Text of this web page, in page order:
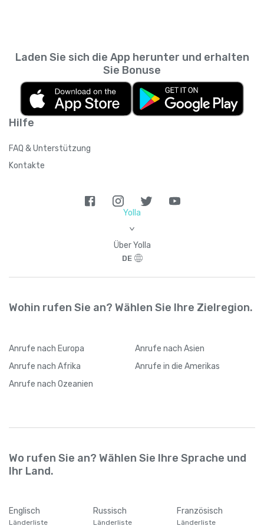
Hilfe
FAQ & Unterstützung
Kontakte
Laden Sie sich die App herunter und erhalten
Sie Bonuse
Yolla
>
Über Yolla
DE
Wohin rufen Sie an? Wählen Sie Ihre Zielregion.
Anrufe nach Europa Anrufe nach Asien
Anrufe nach Afrika Anrufe in die Amerikas
Anrufe nach Ozeanien
Wo rufen Sie an? Wählen Sie Ihre Sprache und
Ihr Land.
Englisch
Länderliste
Russisch
Länderliste
Französisch
Länderliste